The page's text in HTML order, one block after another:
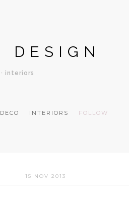
DESIGN
interiors
DECO INTERIORS FOLLOW
15 NOV 2013